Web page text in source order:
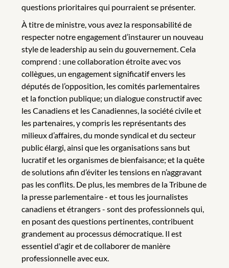
questions prioritaires qui pourraient se présenter.
À titre de ministre, vous avez la responsabilité de
respecter notre engagement d’instaurer un nouveau
style de leadership au sein du gouvernement. Cela
comprend : une collaboration étroite avec vos
collègues, un engagement significatif envers les
députés de l’opposition, les comités parlementaires
et la fonction publique; un dialogue constructif avec
les Canadiens et les Canadiennes, la société civile et
les partenaires, y compris les représentants des
milieux d’affaires, du monde syndical et du secteur
public élargi, ainsi que les organisations sans but
lucratif et les organismes de bienfaisance; et la quête
de solutions afin d’éviter les tensions en n’aggravant
pas les conflits. De plus, les membres de la Tribune de
la presse parlementaire - et tous les journalistes
canadiens et étrangers - sont des professionnels qui,
en posant des questions pertinentes, contribuent
grandement au processus démocratique. Il est
essentiel d'agir et de collaborer de manière
professionnelle avec eux.